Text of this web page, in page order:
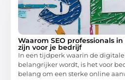
Waarom SEO professionals
zijn voor je bedrijf
In een tijdperk waarin de
belangrijker wordt, is het voor
belang om een sterke online